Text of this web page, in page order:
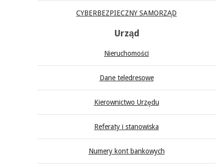
CYBERBEZPIECZNY SAMORZĄD
Urząd
Nieruchomości
Dane teledresowe
Kierownictwo Urzędu
Referaty i stanowiska
Numery kont bankowych